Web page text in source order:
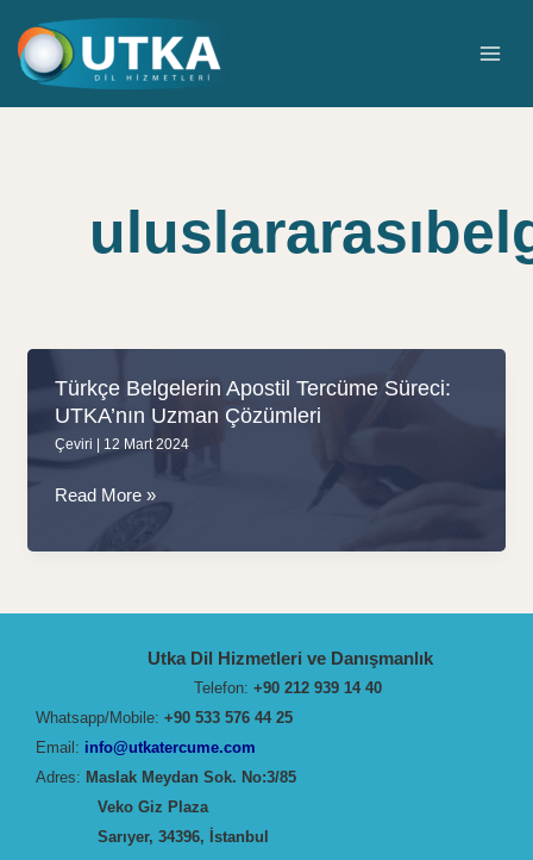
atla
Türkçe Belgelerin Apostil Tercüme Süreci:
UTKA’nın Uzman Çözümleri
Çeviri | 12 Mart 2024
Türkçe
Apostil
Read More »
Utka Dil Hizmetleri ve Danışmanlık
Telefon: +90 212 939 14 40
Whatsapp/Mobile: +90 533 576 44 25
Email: info@utkatercume.com
Adres: Maslak Meydan Sok. No:3/85
Veko Giz Plaza
Sarıyer, 34396, İstanbul